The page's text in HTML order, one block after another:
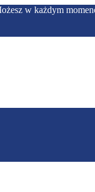
w każdym